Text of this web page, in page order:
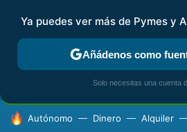
FISCALIDAD Y CONTABILIDAD
HOY SE HABLA DE
Autónomo Dinero Alquiler
Ya puedes ver más de Pymes y
Añádenos como
Solo necesitas una cuenta